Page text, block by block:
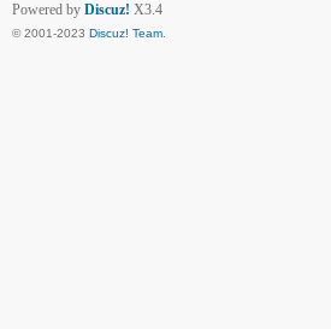
Powered by Discuz! X3.4
© 2001-2023 Discuz! Team